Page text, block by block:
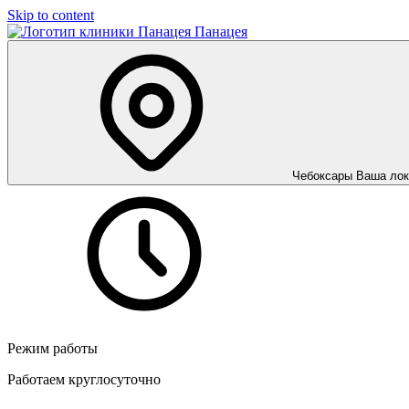
Skip to content
Панацея
Чебоксары Ваша
Режим работы
Работаем круглосуточно